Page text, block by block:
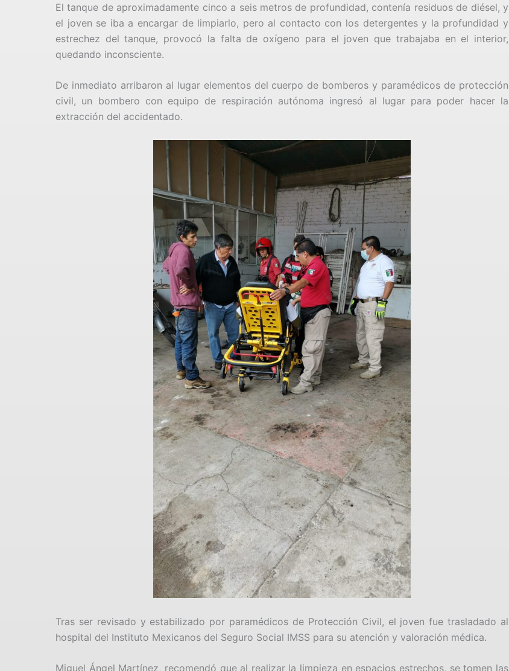
El tanque de aproximadamente cinco a seis metros de profundidad, contenía residuos de diésel, y
el joven se iba a encargar de limpiarlo, pero al contacto con los detergentes y la profundidad y
estrechez del tanque, provocó la falta de oxígeno para el joven que trabajaba en el interior,
quedando inconsciente.
De inmediato arribaron al lugar elementos del cuerpo de bomberos y paramédicos de protección
civil, un bombero con equipo de respiración autónoma ingresó al lugar para poder hacer la
extracción del accidentado.
Tras ser revisado y estabilizado por paramédicos de Protección Civil, el joven fue trasladado al
hospital del Instituto Mexicanos del Seguro Social IMSS para su atención y valoración médica.
Miguel Ángel Martínez, recomendó que al realizar la limpieza en espacios estrechos, se tomen las